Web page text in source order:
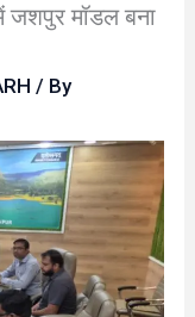
जशपुर मॉडल बना
/ By